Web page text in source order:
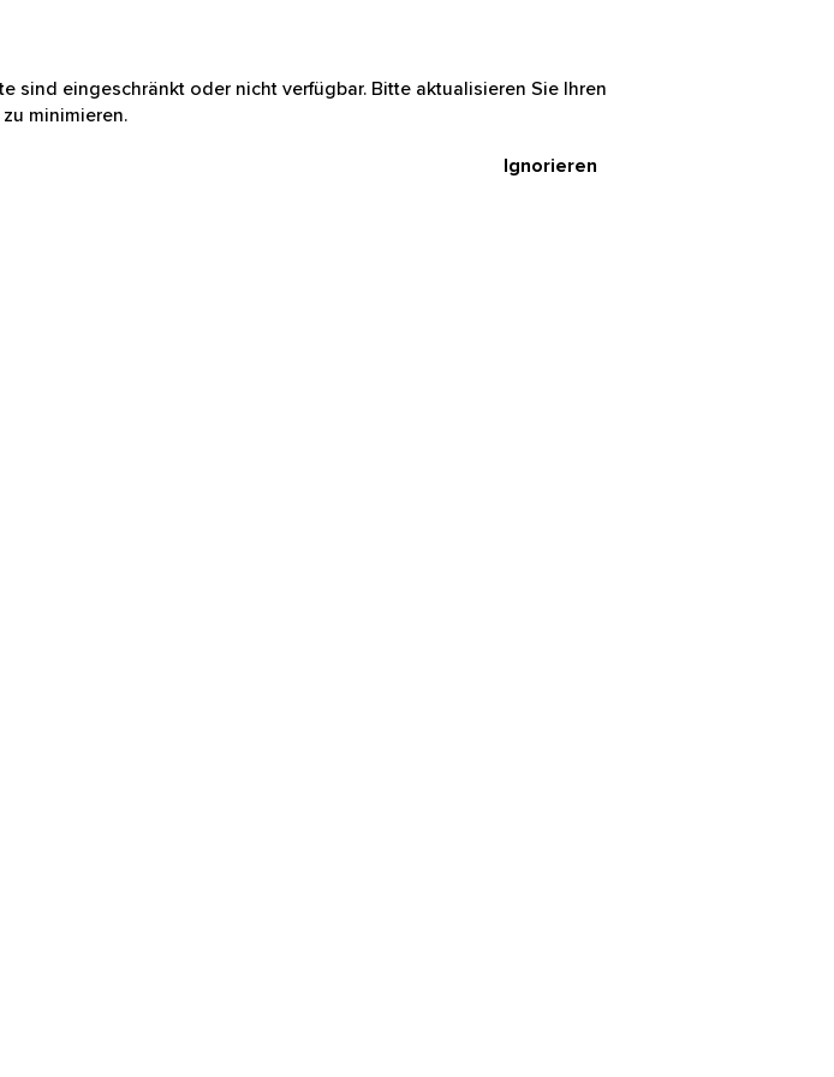
sind eingeschränkt oder nicht verfügbar. Bitte aktualisieren Sie Ihren
minimieren.
Ignorieren